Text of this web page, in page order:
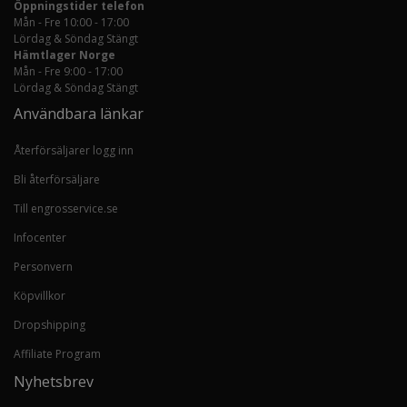
Öppningstider telefon
Mån - Fre 10:00 - 17:00
Lördag & Söndag Stängt
Hämtlager Norge
Mån - Fre 9:00 - 17:00
Lördag & Söndag Stängt
Användbara länkar
Återförsäljarer logg inn
Bli återförsäljare
Till engrosservice.se
Infocenter
Personvern
Köpvillkor
Dropshipping
Affiliate Program
Nyhetsbrev